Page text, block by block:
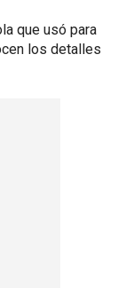
que usó para
los detalles